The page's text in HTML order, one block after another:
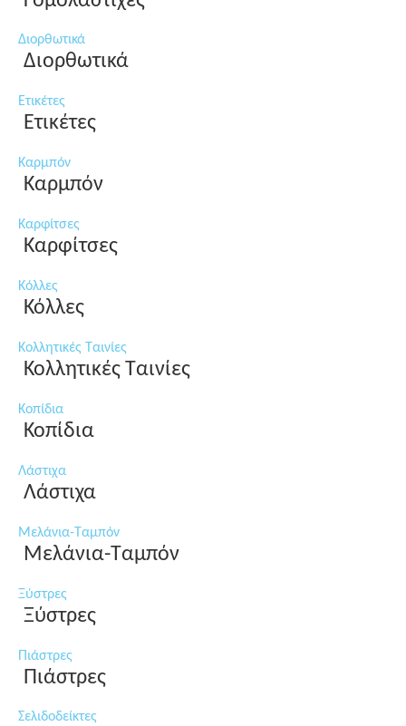
Διορθωτικά
Διορθωτικά
Ετικέτες
Ετικέτες
Καρμπόν
Καρμπόν
Καρφίτσες
Καρφίτσες
Κόλλες
Κόλλες
Κολλητικές Ταινίες
Κολλητικές Ταινίες
Κοπίδια
Κοπίδια
Λάστιχα
Λάστιχα
Μελάνια-Ταμπόν
Μελάνια-Ταμπόν
Ξύστρες
Ξύστρες
Πιάστρες
Πιάστρες
Σελιδοδείκτες